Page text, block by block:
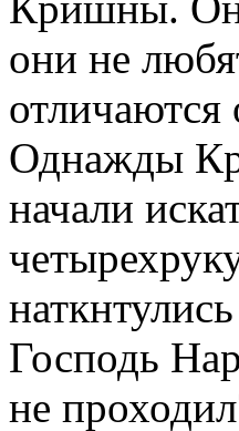
они не
Однажды
начали
Господь
не